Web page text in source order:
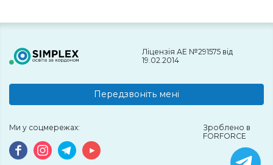
Ліцензія АЕ №291575 від
19.02.2014
Передзвоніть мені
Ми у соцмережах:
Зроблено в
FORFORCE